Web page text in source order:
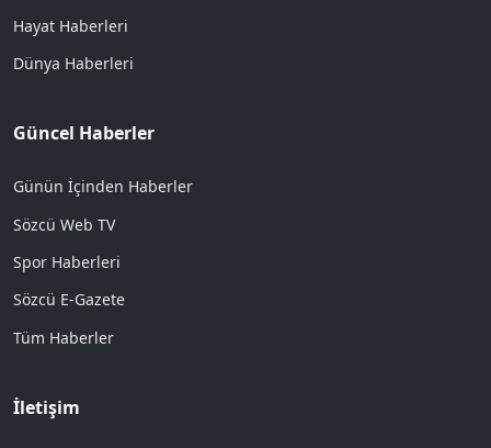
Hayat Haberleri
Dünya Haberleri
Güncel Haberler
Günün İçinden Haberler
Sözcü Web TV
Spor Haberleri
Sözcü E-Gazete
Tüm Haberler
İletişim